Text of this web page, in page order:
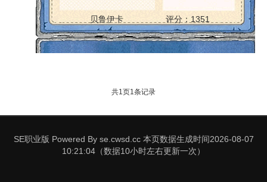
贝鲁伊卡 评分：1351
共1页1条记录
SE职业版 Powered By se.cwsd.cc 本页数据生成时间2026-08-07
10:21:04（数据10小时左右更新一次）